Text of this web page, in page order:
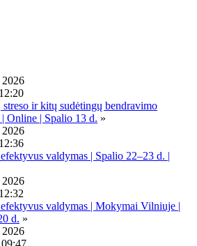
ir kitų sudėtingų bendravimo
Online | Spalio 13 d. »
valdymas | Spalio 22–23 d. |
valdymas | Mokymai Vilniuje |
d. »